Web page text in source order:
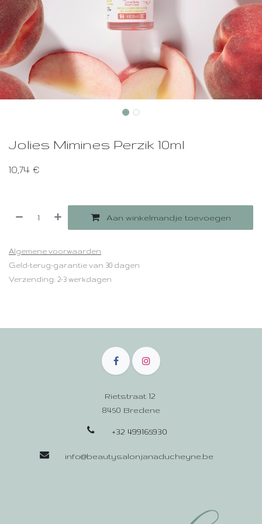
Jolies Mimines Perzik 10ml
10,74 €
Aan winkelmandje toevoegen
Algemene voorwaarden
Geld-terug-garantie van 30 dagen
Verzending: 2-3 werkdagen
Rietstraat 12
8450 Bredene
+32 499165930
info@beautysalonjanaducheyne.be